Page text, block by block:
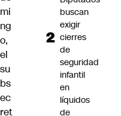
mi
ng
o,
el
su
bs
ec
ret
buscan
exigir
cierres
de
seguridad
infantil
en
líquidos
de